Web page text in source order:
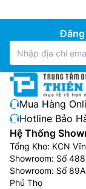
Đăng
Mua Hàng
Hotline Bảo
Hệ Thống
Tổng Kho: KCN
Showroom: Số
Showroom: Số
Phú Thọ